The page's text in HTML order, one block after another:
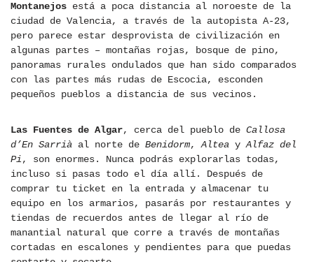
Montanejos está a poca distancia al noroeste de la
ciudad de Valencia, a través de la autopista A-23,
pero parece estar desprovista de civilización en
algunas partes – montañas rojas, bosque de pino,
panoramas rurales ondulados que han sido comparados
con las partes más rudas de Escocia, esconden
pequeños pueblos a distancia de sus vecinos.
Las Fuentes de Algar, cerca del pueblo de Callosa
d’En Sarrià al norte de Benidorm,Altea yAlfaz del
Pi, son enormes. Nunca podrás explorarlas todas,
incluso si pasas todo el día allí. Después de
comprar tu ticket en la entrada y almacenar tu
equipo en los armarios, pasarás por restaurantes y
tiendas de recuerdos antes de llegar al río de
manantial natural que corre a través de montañas
cortadas en escalones y pendientes para que puedas